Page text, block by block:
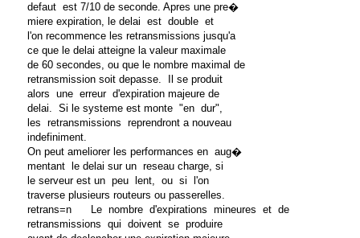
defaut  est 7/10 de seconde. Apres une pre�
miere expiration, le delai  est  double  et
l'on recommence les retransmissions jusqu'a
ce que le delai atteigne la valeur maximale
de 60 secondes, ou que le nombre maximal de
retransmission soit depasse.  Il se produit
alors  une  erreur  d'expiration majeure de
delai.  Si le systeme est monte  "en  dur",
les  retransmissions  reprendront a nouveau
indefiniment.
On peut ameliorer les performances en  aug�
mentant  le delai sur un  reseau charge, si
le serveur est un  peu  lent,  ou  si  l'on
traverse plusieurs routeurs ou passerelles.
retrans=n      Le  nombre  d'expirations  mineures  et  de
retransmissions  qui  doivent  se  produire